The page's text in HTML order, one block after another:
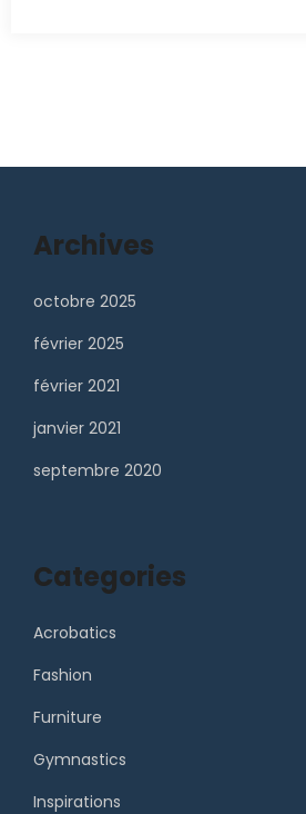
Archives
octobre 2025
février 2025
février 2021
janvier 2021
septembre 2020
Categories
Acrobatics
Fashion
Furniture
Gymnastics
Inspirations